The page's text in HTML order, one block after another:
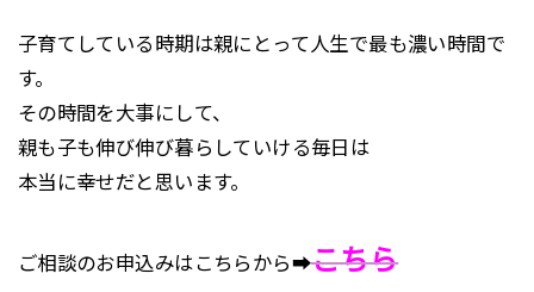
子育てしている時期は親にとって人生で最も濃い時間で
す。
その時間を大事にして、
親も子も伸び伸び暮らしていける毎日は
本当に幸せだと思います。
ご相談のお申込みはこちらから➡こちら